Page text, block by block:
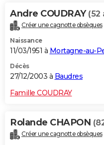
Andre COUDRAY (52
Créer une cagnotte obsèques
Naissance
11/03/1951 à Mortagne-au-
Décès
27/12/2003 à Baudres
Famille COUDRAY
Rolande CHAPON
Créer une cagnotte obsèques